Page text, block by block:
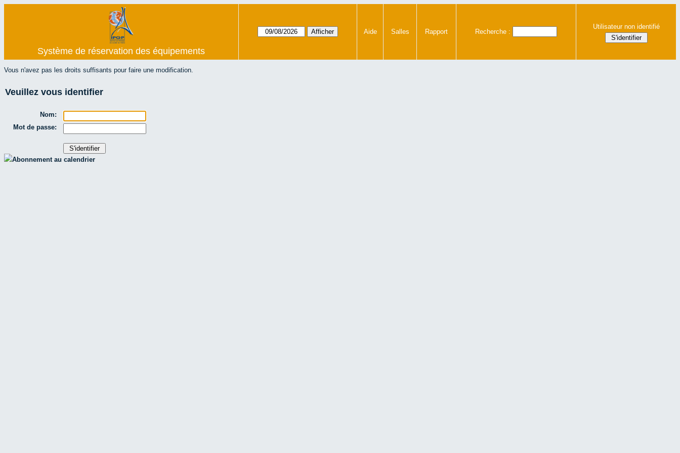
Système de réservation des équipements
Aide Salles Rapport Recherche :
Utilisateur non identifié
Vous n'avez pas les droits suffisants pour faire une modification.
Veuillez vous identifier
Nom:
Mot de passe:
Abonnement au calendrier